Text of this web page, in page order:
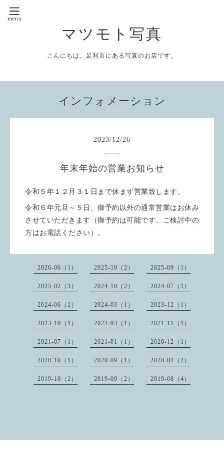
マツモト写真
こんにちは。足利市にある写真のお店です。
インフォメーション
2023/12/26
年末年始の営業お知らせ
令和５年１２月３１日まで休まず営業致します。
令和６年元旦～５日、御予約以外の通常営業はお休み
させていただきます（御予約は可能です。ご検討中の
方はお電話ください）。
2026-06（1） 2025-10（2） 2025-09（1）
2025-02（3） 2024-10（2） 2024-07（1）
2024-06（2） 2024-03（1） 2023-12（1）
2023-10（1） 2023-03（1） 2021-11（1）
2021-07（1） 2021-01（1） 2020-12（1）
2020-10（1） 2020-09（1） 2020-01（2）
2019-10（2） 2019-09（2） 2019-08（4）